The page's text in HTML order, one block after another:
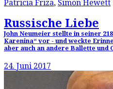
Patricia Friza, Simon Hewett
Russische Liebe
John Neumeier stellte in seiner
Karenina“ vor - und weckte
aber auch an andere Ballette und
24. Juni 2017